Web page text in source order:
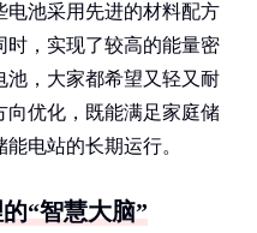
电池采用先进的材料配方
时，实现了较高的能量密
池，大家都希望又轻又耐
向优化，既能满足家庭储
电站的长期运行。
“智慧大脑”